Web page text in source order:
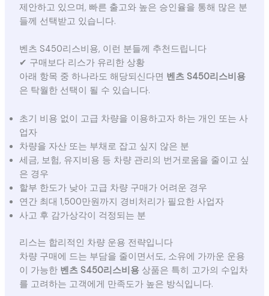
제안하고 있으며, 빠른 출고와 높은 승인율을 통해 많은 분
들께 선택받고 있습니다.
벤츠 S450리스비용, 이런 분들께 추천드립니다
✔ 구매보다 리스가 유리한 상황
아래 항목 중 하나라도 해당되신다면 벤츠 S450리스비용
은 탁월한 선택이 될 수 있습니다.
초기 비용 없이 고급 차량을 이용하고자 하는 개인 또는 사
업자
차량을 자산 또는 부채로 잡고 싶지 않은 분
세금, 보험, 유지비용 등 차량 관리의 번거로움을 줄이고 싶
은 경우
할부 한도가 낮아 고급 차량 구매가 어려운 경우
연간 최대 1,500만원까지 경비처리가 필요한 사업자
사고 후 감가상각이 걱정되는 분
리스는 합리적인 차량 운용 전략입니다
차량 구매에 드는 부담을 줄이면서도, 소유에 가까운 운용
이 가능한 벤츠 S450리스비용상품은 특히 고가의 수입차
를 고려하는 고객에게 만족도가 높은 방식입니다.